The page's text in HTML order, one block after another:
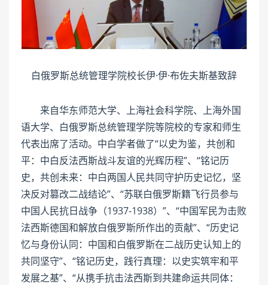
白俄罗斯总统管理学院校长伊·伊·布佐夫斯基致辞
来自华东师范大学、上海社会科学院、上海外国
语大学、白俄罗斯总统管理学院等院校的专家和师生
代表出席了活动。中白学者做了“以史为鉴，共创和
平：中白反法西斯战斗友谊的光辉历程”、“铭记历
史，共创未来：中白两国人民共同守护历史记忆，坚
决反对篡改二战结论”、“苏联白俄罗斯籍飞行员参与
中国人民抗日战争（1937-1938）”、“中国军民为击败
法西斯德国和解放白俄罗斯所作出的贡献”、“历史记
忆与身份认同：中国和白俄罗斯在二战历史认知上的
共同坚守”、“铭记历史，践行真理：以史实筑牢和平
发展之基”、“从携手抗击法西斯到共建命运共同体：